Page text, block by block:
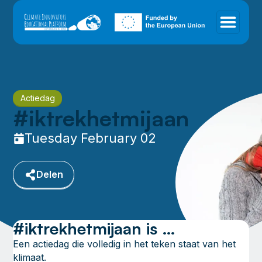
Actiedag
#iktrekhetmijaan
Tuesday February 02
Delen
#iktrekhetmijaan is …
Een actiedag die volledig in het teken staat van het
klimaat.